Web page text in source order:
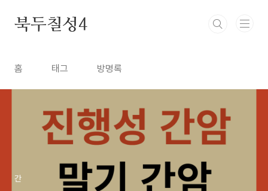
북두칠성4
홈 태그 방명록
간